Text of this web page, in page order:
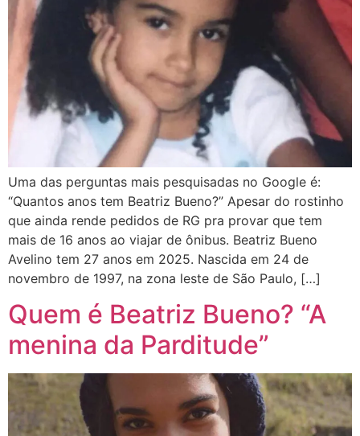
Uma das perguntas mais pesquisadas no Google é:
“Quantos anos tem Beatriz Bueno?” Apesar do rostinho
que ainda rende pedidos de RG pra provar que tem
mais de 16 anos ao viajar de ônibus. Beatriz Bueno
Avelino tem 27 anos em 2025. Nascida em 24 de
novembro de 1997, na zona leste de São Paulo, […]
Quem é Beatriz Bueno? “A
menina da Parditude”